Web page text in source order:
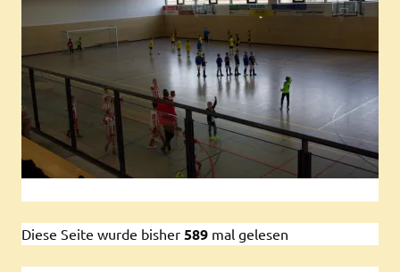
Diese Seite wurde bisher 589 mal gelesen